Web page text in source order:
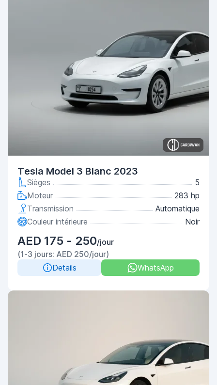
Tesla Model 3 Blanc 2023
Sièges
5
Moteur
283 hp
Transmission
Automatique
Couleur intérieure
Noir
AED 175 - 250/jour
(1-3 jours: AED 250/jour)
Details
WhatsApp